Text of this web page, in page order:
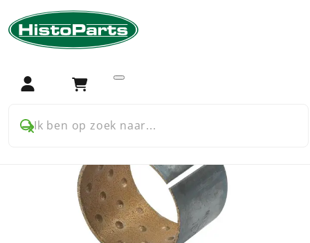
Login Winkelwagen
Ik ben op zoek naar...
Home Trekker onderdelen
Koppeling
Koppeling pedaal as bus Ferguson